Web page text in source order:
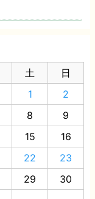
土
日
1
2
8
9
15
16
22
23
29
30